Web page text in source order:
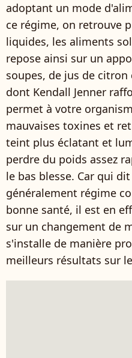
adoptant un mode
ce régime, on retrouve
liquides, les aliments
repose ainsi sur un
soupes, de jus de
dont Kendall Jenner
permet à votre
mauvaises toxines et
teint plus éclatant et
perdre du poids assez
le bas blesse. Car qui
généralement régime
bonne santé, il est en
sur un changement de
s'installe de manière
meilleurs résultats sur